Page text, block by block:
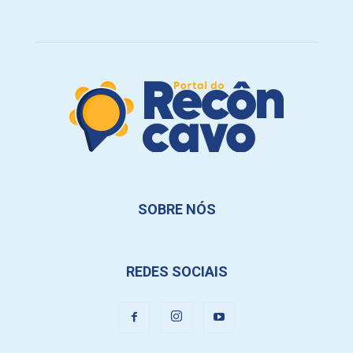
SOBRE NÓS
REDES SOCIAIS